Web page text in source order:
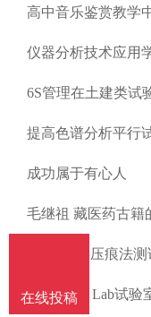
导
刊
绍
指
邮
箱
在
稿
我
高中音乐鉴赏教学
仪器分析技术应用
6S管理在土建类试
提高色谱分析平行
成功属于有心人
毛继祖 藏医药古籍
“金属材料压痕法
DB Living Lab试验
在线投稿